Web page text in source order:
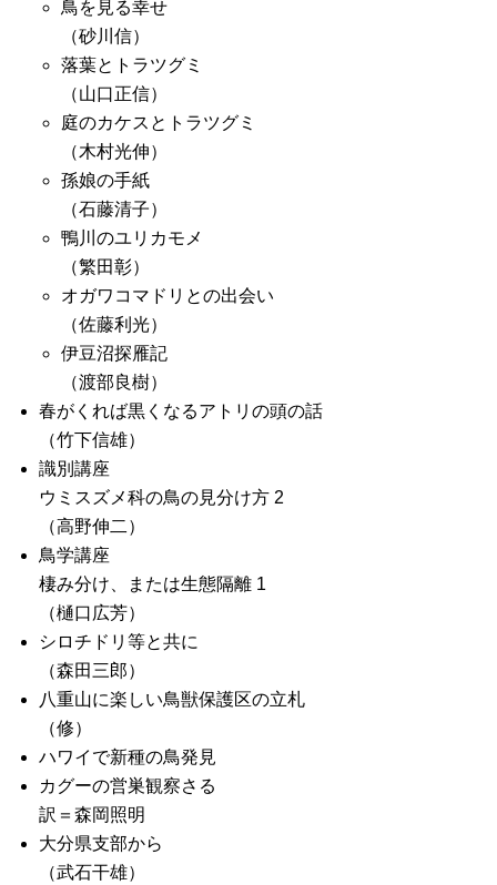
鳥を見る幸せ
（砂川信）
落葉とトラツグミ
（山口正信）
庭のカケスとトラツグミ
（木村光伸）
孫娘の手紙
（石藤清子）
鴨川のユリカモメ
（繁田彰）
オガワコマドリとの出会い
（佐藤利光）
伊豆沼探雁記
（渡部良樹）
春がくれば黒くなるアトリの頭の話
（竹下信雄）
識別講座
ウミスズメ科の鳥の見分け方 2
（高野伸二）
鳥学講座
棲み分け、または生態隔離 1
（樋口広芳）
シロチドリ等と共に
（森田三郎）
八重山に楽しい鳥獣保護区の立札
（修）
ハワイで新種の鳥発見
カグーの営巣観察さる
訳＝森岡照明
大分県支部から
（武石干雄）